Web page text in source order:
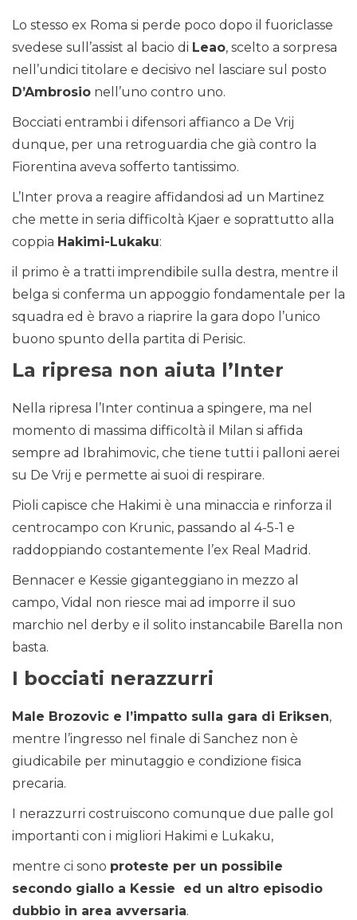
Lo stesso ex Roma si perde poco dopo il fuoriclasse
svedese sull’assist al bacio di Leao, scelto a sorpresa
nell’undici titolare e decisivo nel lasciare sul posto
D’Ambrosio nell’uno contro uno.
Bocciati entrambi i difensori affianco a De Vrij
dunque, per una retroguardia che già contro la
Fiorentina aveva sofferto tantissimo.
L’Inter prova a reagire affidandosi ad un Martinez
che mette in seria difficoltà Kjaer e soprattutto alla
coppia Hakimi-Lukaku:
il primo è a tratti imprendibile sulla destra, mentre il
belga si conferma un appoggio fondamentale per la
squadra ed è bravo a riaprire la gara dopo l’unico
buono spunto della partita di Perisic.
La ripresa non aiuta l’Inter
Nella ripresa l’Inter continua a spingere, ma nel
momento di massima difficoltà il Milan si affida
sempre ad Ibrahimovic, che tiene tutti i palloni aerei
su De Vrij e permette ai suoi di respirare.
Pioli capisce che Hakimi è una minaccia e rinforza il
centrocampo con Krunic, passando al 4-5-1 e
raddoppiando costantemente l’ex Real Madrid.
Bennacer e Kessie giganteggiano in mezzo al
campo, Vidal non riesce mai ad imporre il suo
marchio nel derby e il solito instancabile Barella non
basta.
I bocciati nerazzurri
Male Brozovic e l’impatto sulla gara di Eriksen,
mentre l’ingresso nel finale di Sanchez non è
giudicabile per minutaggio e condizione fisica
precaria.
I nerazzurri costruiscono comunque due palle gol
importanti con i migliori Hakimi e Lukaku,
mentre ci sono proteste per un possibile
secondo giallo a Kessie ed un altro episodio
dubbio in area avversaria.